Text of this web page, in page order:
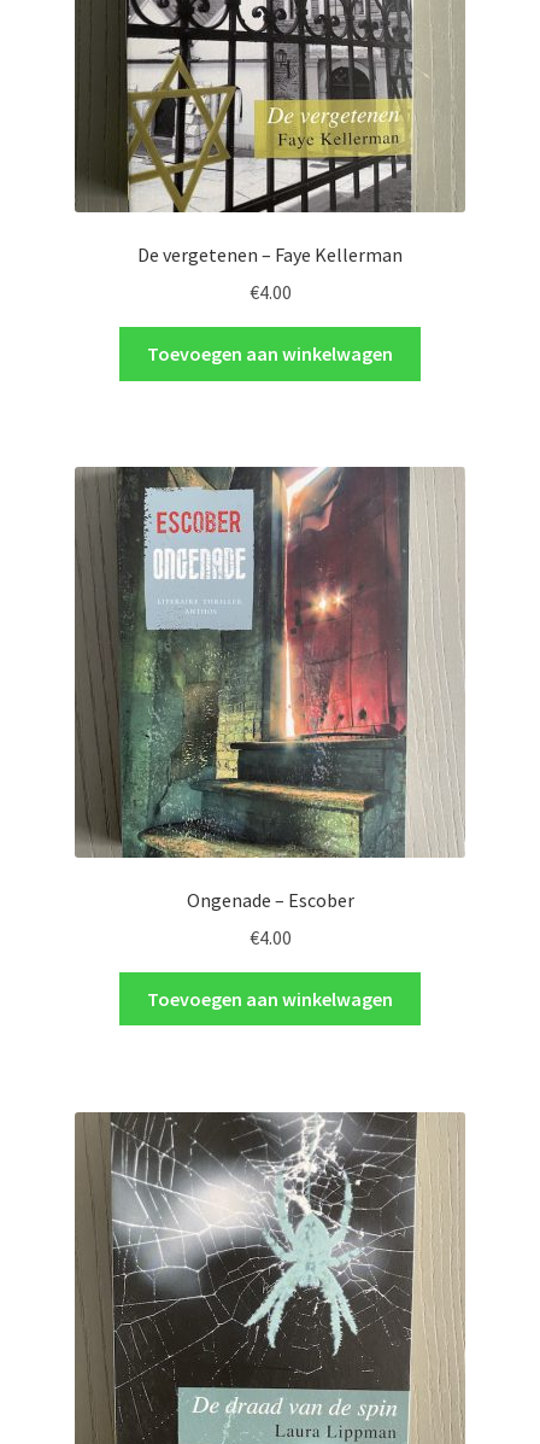
De vergetenen – Faye Kellerman
€4.00
Toevoegen aan winkelwagen
Ongenade – Escober
€4.00
Toevoegen aan winkelwagen